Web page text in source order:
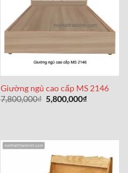
Giường ngủ cao cấp MS 2146
7,800,000₫ Giá
gốc
5,800,000₫Giá